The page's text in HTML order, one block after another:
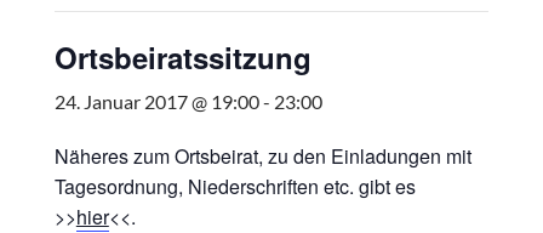
Ortsbeiratssitzung
24. Januar 2017 @ 19:00- 23:00
Näheres zum Ortsbeirat, zu den Einladungen mit
Tagesordnung, Niederschriften etc. gibt es
>>hier<<.